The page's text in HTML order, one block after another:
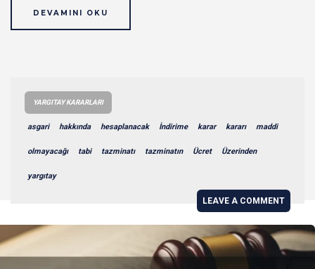
DEVAMINI OKU
YARGITAY KARARLARI
asgari hakkında hesaplanacak İndirime karar kararı maddi
olmayacağı tabi tazminatı tazminatın Ücret Üzerinden
yargıtay
LEAVE A COMMENT